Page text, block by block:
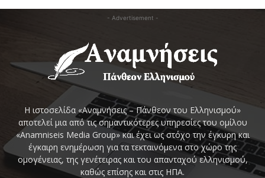
- Advertisement -
Η ιστοσελίδα «Αναμνήσεις – Πάνθεον του Ελληνισμού»
αποτελεί μια από τις σημαντικότερες υπηρεσίες του ομίλου
«Anamniseis Media Group» και έχει ως στόχο την έγκυρη και
έγκαιρη ενημέρωση για τα τεκταινόμενα στο χώρο της
ομογένειας, της γενέτειρας και του απανταχού ελληνισμού,
καθώς επίσης και στις ΗΠΑ.